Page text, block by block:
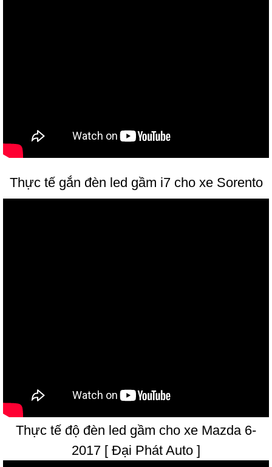
Thực tế gắn đèn led gầm i7 cho xe Sorento
Thực tế độ đèn led gầm cho xe Mazda 6-
2017 [ Đại Phát Auto ]